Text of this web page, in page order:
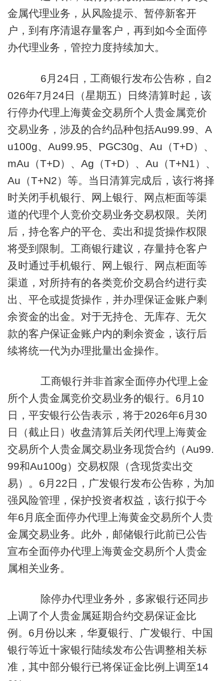
金属代理业务，从风险提示、暂停新客开
户，到有序清退存量客户，再到如今全面停
办代理业务，管控力度持续加大。
6月24日，工商银行发布公告称，自2
026年7月24日（星期五）日终清算时起，该
行停办代理上海黄金交易所个人贵金属竞价
交易业务，涉及的合约品种包括Au99.99、A
u100g、Au99.95、PGC30g、Au（T+D）、
mAu（T+D）、Ag（T+D）、Au（T+N1）、
Au（T+N2）等。当日清算完成后，该行将择
时关闭手机银行、网上银行、网点柜面等渠
道的代理个人竞价交易业务交易权限。关闭
后，持仓客户的平仓、卖出和提货操作权限
将受到限制。工商银行建议，存量持仓客户
及时通过手机银行、网上银行、网点柜面等
渠道，对所持有的各类竞价交易合约进行卖
出、平仓或提货操作，并办理保证金账户剩
余资金的出金。对于无持仓、无库存、无欠
款的客户保证金账户内的剩余资金，该行后
续将统一代为办理批量出金操作。
工商银行并非首家全面停办代理上金
所个人贵金属竞价交易业务的银行。6月10
日，平安银行公告表示，将于2026年6月30
日（截止日）收盘清算后关闭代理上海黄金
交易所个人贵金属交易业务现货合约（Au99.
99和Au100g）交易权限（含现货卖出交
易）。6月22日，广发银行发布公告称，为加
强风险管理，保护投资者权益，该行拟于今
年6月底全面停办代理上海黄金交易所个人贵
金属交易业务。此外，邮储银行此前已公告
宣布全面停办代理上海黄金交易所个人贵金
属相关业务。
除停办代理业务外，多家银行还同步
上调了个人贵金属延期合约交易保证金比
例。6月份以来，华夏银行、广发银行、中国
银行等近十家银行陆续发布公告调整相关标
准，其中部分银行已将保证金比例上调至14